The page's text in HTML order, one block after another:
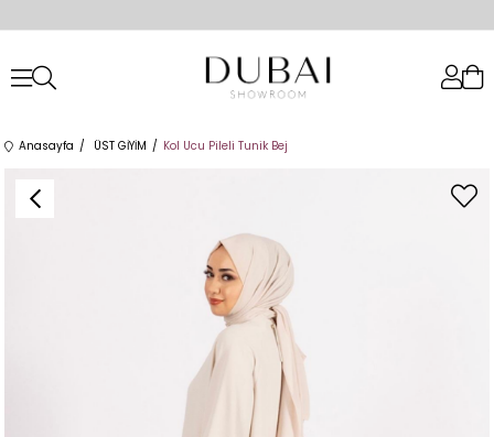
Anasayfa ÜST GİYİM Kol Ucu Pileli Tunik Bej